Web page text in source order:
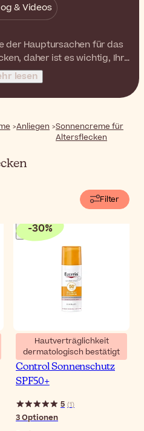
& Videos
der Hauptursachen für das
daher ist es wichtig, Ihre
Während jedes
50+ Sie schützt, gehen
noch einen Schritt weiter
korrigieren.
lesen
Anliegen
Sonnencreme für
Altersflecken
Filter
-30%
Hautverträglichkeit
dermatologisch bestätigt
Eucerin Sun Pigment
Control Sonnenschutz
SPF50+
5 (1)
3Optionen